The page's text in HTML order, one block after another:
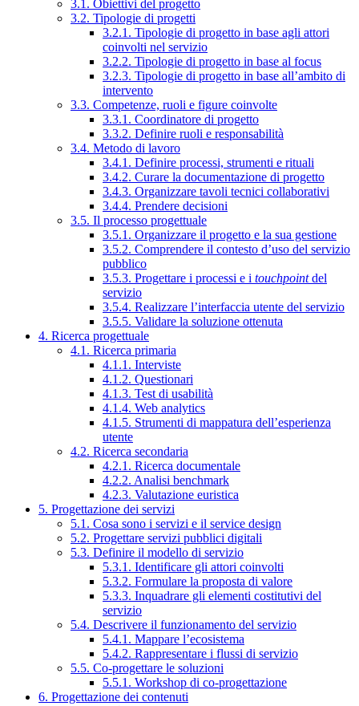
3.1. Obiettivi del progetto
3.2. Tipologie di progetti
3.2.1. Tipologie di progetto in base agli attori
coinvolti nel servizio
3.2.2. Tipologie di progetto in base al focus
3.2.3. Tipologie di progetto in base all’ambito di
intervento
3.3. Competenze, ruoli e figure coinvolte
3.3.1. Coordinatore di progetto
3.3.2. Definire ruoli e responsabilità
3.4. Metodo di lavoro
3.4.1. Definire processi, strumenti e rituali
3.4.2. Curare la documentazione di progetto
3.4.3. Organizzare tavoli tecnici collaborativi
3.4.4. Prendere decisioni
3.5. Il processo progettuale
3.5.1. Organizzare il progetto e la sua gestione
3.5.2. Comprendere il contesto d’uso del servizio
pubblico
3.5.3. Progettare i processi e i touchpointdel
servizio
3.5.4. Realizzare l’interfaccia utente del servizio
3.5.5. Validare la soluzione ottenuta
4. Ricerca progettuale
4.1. Ricerca primaria
4.1.1. Interviste
4.1.2. Questionari
4.1.3. Test di usabilità
4.1.4. Web analytics
4.1.5. Strumenti di mappatura dell’esperienza
utente
4.2. Ricerca secondaria
4.2.1. Ricerca documentale
4.2.2. Analisi benchmark
4.2.3. Valutazione euristica
5. Progettazione dei servizi
5.1. Cosa sono i servizi e il service design
5.2. Progettare servizi pubblici digitali
5.3. Definire il modello di servizio
5.3.1. Identificare gli attori coinvolti
5.3.2. Formulare la proposta di valore
5.3.3. Inquadrare gli elementi costitutivi del
servizio
5.4. Descrivere il funzionamento del servizio
5.4.1. Mappare l’ecosistema
5.4.2. Rappresentare i flussi di servizio
5.5. Co-progettare le soluzioni
5.5.1. Workshop di co-progettazione
6. Progettazione dei contenuti